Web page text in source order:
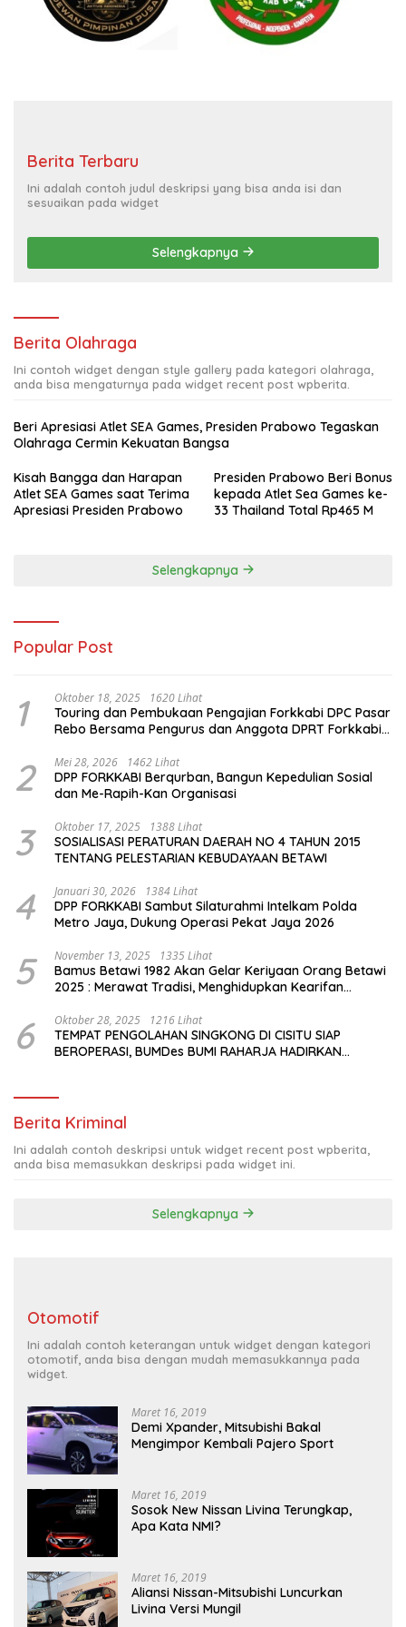
Berita Terbaru
Ini adalah contoh judul deskripsi yang bisa anda isi dan
sesuaikan pada widget
Selengkapnya
Berita Olahraga
Ini contoh widget dengan style gallery pada kategori olahraga,
anda bisa mengaturnya pada widget recent post wpberita.
Beri Apresiasi Atlet SEA Games, Presiden Prabowo Tegaskan
Olahraga Cermin Kekuatan Bangsa
Kisah Bangga dan Harapan
Atlet SEA Games saat Terima
Apresiasi Presiden Prabowo
Presiden Prabowo Beri Bonus
kepada Atlet Sea Games ke-
33 Thailand Total Rp465 M
Selengkapnya
Popular Post
1 Oktober 18, 2025 1620 Lihat
Touring dan Pembukaan Pengajian Forkkabi DPC Pasar
Rebo Bersama Pengurus dan Anggota DPRT Forkkabi
2 Mei 28, 2026 1462 Lihat
DPP FORKKABI Berqurban, Bangun Kepedulian Sosial
dan Me-Rapih-Kan Organisasi
3 Oktober 17, 2025 1388 Lihat
SOSIALISASI PERATURAN DAERAH NO 4 TAHUN 2015
TENTANG PELESTARIAN KEBUDAYAAN BETAWI
4 Januari 30, 2026 1384 Lihat
DPP FORKKABI Sambut Silaturahmi Intelkam Polda
Metro Jaya, Dukung Operasi Pekat Jaya 2026
5 November 13, 2025 1335 Lihat
Bamus Betawi 1982 Akan Gelar Keriyaan Orang Betawi
2025 : Merawat Tradisi, Menghidupkan Kearifan
6 Oktober 28, 2025 1216 Lihat
TEMPAT PENGOLAHAN SINGKONG DI CISITU SIAP
BEROPERASI, BUMDes BUMI RAHARJA HADIRKAN
Berita Kriminal
Ini adalah contoh deskripsi untuk widget recent post wpberita,
anda bisa memasukkan deskripsi pada widget ini.
Selengkapnya
Otomotif
Ini adalah contoh keterangan untuk widget dengan kategori
otomotif, anda bisa dengan mudah memasukkannya pada
widget.
Maret 16, 2019
Demi Xpander, Mitsubishi Bakal
Mengimpor Kembali Pajero Sport
Maret 16, 2019
Sosok New Nissan Livina Terungkap,
Apa Kata NMI?
Maret 16, 2019
Aliansi Nissan-Mitsubishi Luncurkan
Livina Versi Mungil